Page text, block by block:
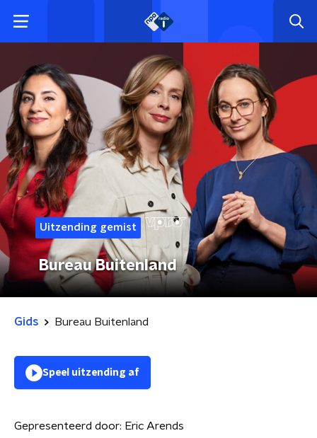
Uitzending gemist
Bureau Buitenland
Gids Bureau Buitenland
Speel uitzending af
Gepresenteerd door: Eric Arends